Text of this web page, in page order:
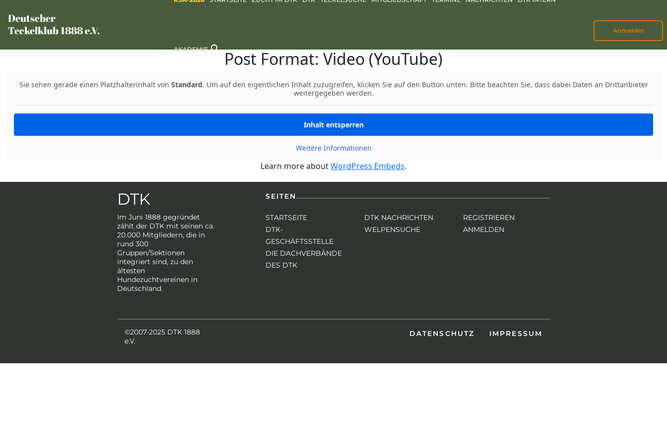
Deutscher
Teckelklub 1888 e.V.
AKADEMIE
Anmelden
Post Format: Video (YouTube)
Sie sehen gerade einen Platzhalterinhalt von Standard. Um auf den eigentlichen Inhalt zuzugreifen, klicken Sie auf den Button unten. Bitte beachten Sie, dass dabei Daten an Drittanbieter
weitergegeben werden.
Inhalt entsperren
Weitere Informationen
Learn more aboutWordPress Embeds.
DTK
Im Juni 1888 gegründet
zählt der DTK mit seinen ca.
20.000 Mitgliedern, die in
rund 300
Gruppen/Sektionen
integriert sind, zu den
ältesten
Hundezuchtvereinen in
Deutschland.
SEITEN
STARTSEITE
DTK-
GESCHÄFTSSTELLE
DIE DACHVERBÄNDE
DES DTK
DTK NACHRICHTEN
WELPENSUCHE
REGISTRIEREN
ANMELDEN
©2007-2025 DTK 1888
e.V.
DATENSCHUTZ IMPRESSUM